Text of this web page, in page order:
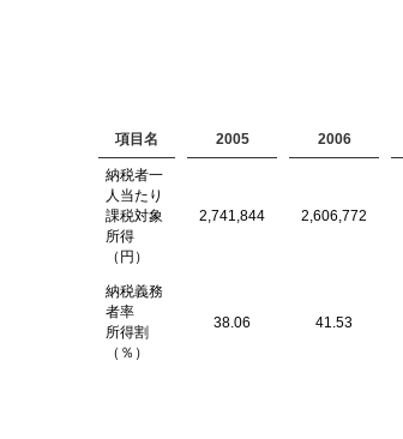
項目名 2005 2006
納税者一
人当たり
課税対象
所得
（円）
2,741,844 2,606,772
納税義務
者率
所得割
（％）
38.06 41.53